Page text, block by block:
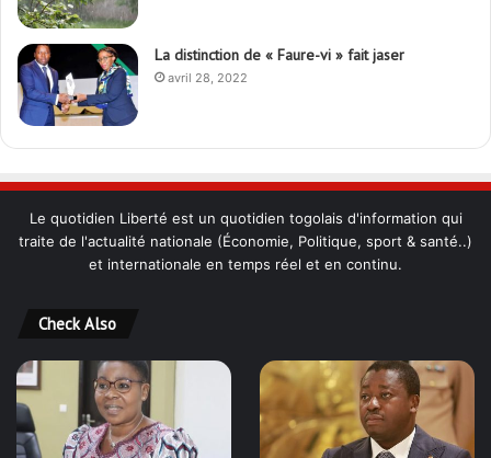
La distinction de « Faure-vi » fait jaser
avril 28, 2022
Le quotidien Liberté est un quotidien togolais d'information qui
traite de l'actualité nationale (Économie, Politique, sport & santé..)
et internationale en temps réel et en continu.
Check Also